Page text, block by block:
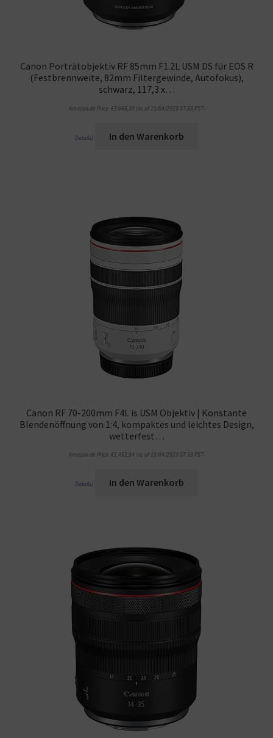
Canon Porträtobjektiv RF 85mm F1.2L USM DS für EOS R
(Festbrennweite, 82mm Filtergewinde, Autofokus),
schwarz, 117,3 x…
Amazon.de Price: €3.066,39 (as of 10/04/2023 07:33 PST-
Details In den Warenkorb
Canon RF 70-200mm F4L is USM Objektiv | Konstante
Blendenöffnung von 1:4, kompaktes und leichtes Design,
wetterfest…
Amazon.de Price: €1.452,94 (as of 10/04/2023 07:33 PST-
Details In den Warenkorb